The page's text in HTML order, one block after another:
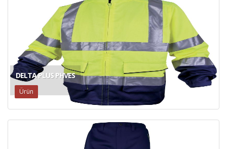
DELTA PLUS PHVES
Ürün